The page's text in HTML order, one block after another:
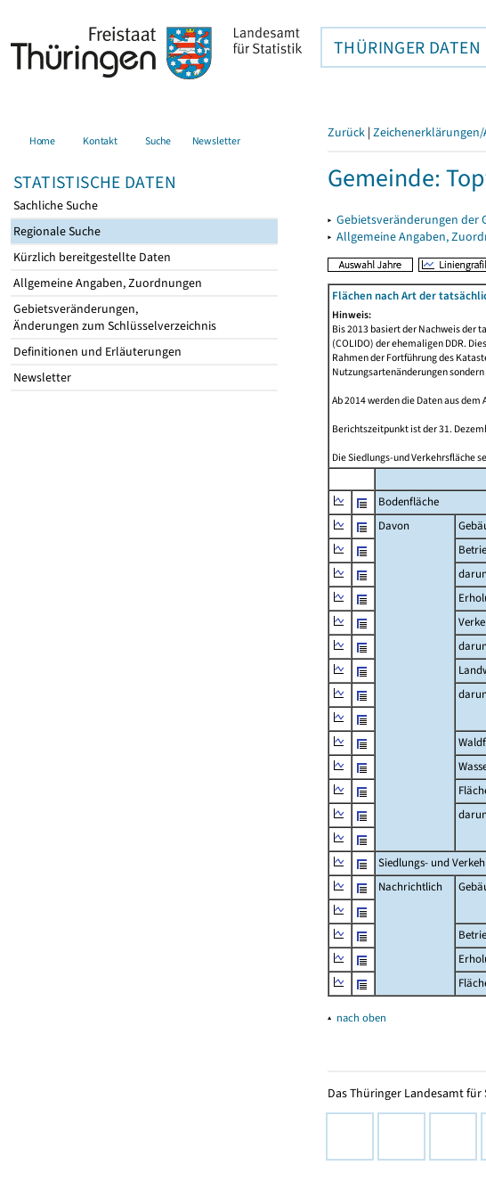
THÜRINGER DATEN
Home Kontakt Suche Newsletter
STATISTISCHE DATEN
Sachliche Suche
Regionale Suche
Kürzlich bereitgestellte Daten
Allgemeine Angaben, Zuordnungen
Gebietsveränderungen,
Änderungen zum Schlüsselverzeichnis
Definitionen und Erläuterungen
Newsletter
Zurück |
Gemeinde:
▸ Gebietsveränderungen der
▸ Allgemeine Angaben,
Flächen nach Art der
Hinweis:
Bis 2013 basiert der Nachweis der
(COLIDO) der ehemaligen DDR.
Rahmen der Fortführung des
Nutzungsartenänderungen
Ab 2014 werden die Daten aus
Berichtszeitpunkt ist der 31.
Die Siedlungs-und Verkehrsfläche
Bodenfläche
Davon
Siedlungs- und
Nachrichtlich
▴ nach oben
Das Thüringer Landesamt